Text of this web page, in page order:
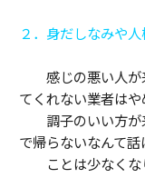
２．身だしなみや
感じの悪い人が
てくれない業者はや
調子のいい方が
で帰らないなんて
ことは少なくな